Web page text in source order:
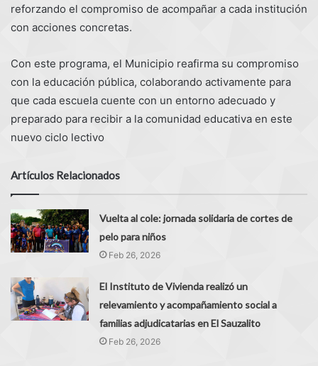
reforzando el compromiso de acompañar a cada institución
con acciones concretas.
Con este programa, el Municipio reafirma su compromiso
con la educación pública, colaborando activamente para
que cada escuela cuente con un entorno adecuado y
preparado para recibir a la comunidad educativa en este
nuevo ciclo lectivo
Artículos Relacionados
Vuelta al cole: jornada solidaria de cortes de
pelo para niños
Feb 26, 2026
El Instituto de Vivienda realizó un
relevamiento y acompañamiento social a
familias adjudicatarias en El Sauzalito
Feb 26, 2026